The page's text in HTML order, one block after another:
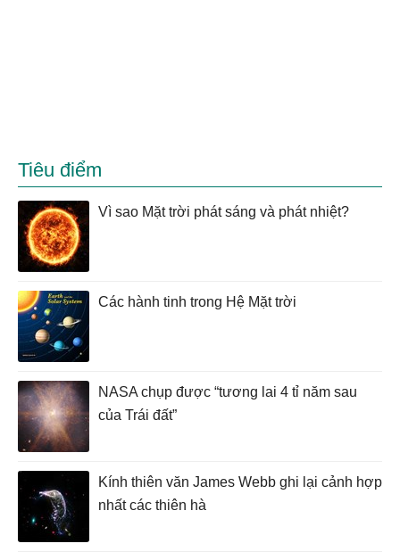
Tiêu điểm
Vì sao Mặt trời phát sáng và phát nhiệt?
Các hành tinh trong Hệ Mặt trời
NASA chụp được “tương lai 4 tỉ năm sau
của Trái đất”
Kính thiên văn James Webb ghi lại cảnh hợp
nhất các thiên hà